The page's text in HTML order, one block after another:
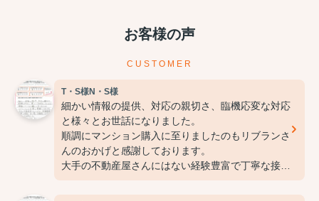
お客様の声
CUSTOMER
T・S様N・S様
細かい情報の提供、対応の親切さ、臨機応変な対応
と様々とお世話になりました。
順調にマンション購入に至りましたのもリブランさ
んのおかげと感謝しております。
大手の不動産屋さんにはない経験豊富で丁寧な接客